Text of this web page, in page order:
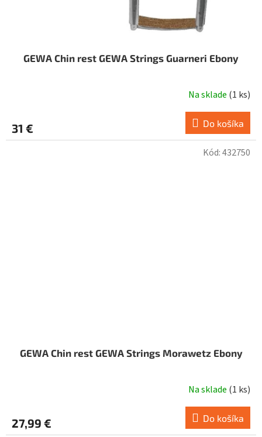
GEWA Chin rest GEWA Strings Guarneri Ebony
Na sklade (1 ks)
31 € Do košíka
GEWA Chin rest GEWA Strings Morawetz Ebony
Na sklade (1 ks)
27,99 € Do košíka
Kód:432750